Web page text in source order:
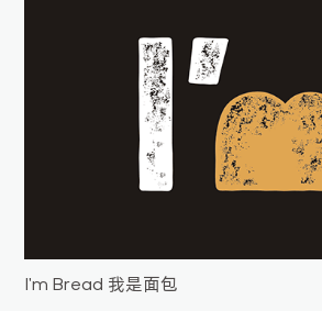
I'm Bread 我是面包